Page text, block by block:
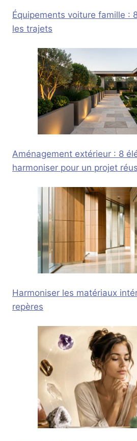
Équipements voiture famille :
les trajets
Aménagement extérieur : 8
harmoniser pour un projet
Harmoniser les matériaux
repères